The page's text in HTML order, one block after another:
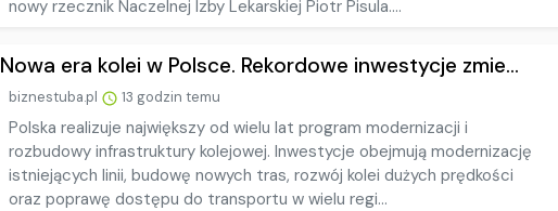
nowy rzecznik Naczelnej Izby Lekarskiej Piotr Pisula....
Nowa era kolei w Polsce. Rekordowe inwestycje zmie...
biznestuba.pl 13 godzin temu
Polska realizuje największy od wielu lat program modernizacji i
rozbudowy infrastruktury kolejowej. Inwestycje obejmują modernizację
istniejących linii, budowę nowych tras, rozwój kolei dużych prędkości
oraz poprawę dostępu do transportu w wielu regi...